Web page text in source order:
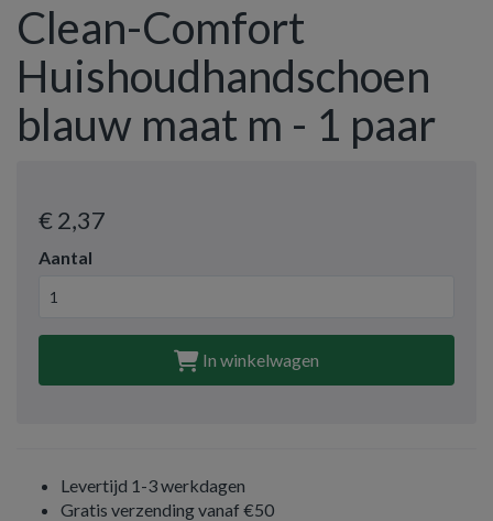
Clean-Comfort
Huishoudhandschoen
blauw maat m - 1 paar
€ 2,37
Aantal
In winkelwagen
Levertijd 1-3 werkdagen
Gratis verzending vanaf €50